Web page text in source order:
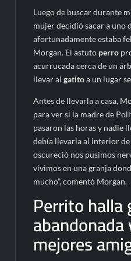
Luego de buscar durante
mujer decidió sacar a uno
afortunadamente estaba
Morgan. El astuto perro
acurrucada cerca de un
llevar algatitoa un lugar
Antes de llevarla a casa,
para ver si la madre de
pasaron las horas y nadie
debía llevarla al interior de
oscureció nos pusimos
vivimos en una granja
mucho”, comentó Morgan.
Perrito
mejores